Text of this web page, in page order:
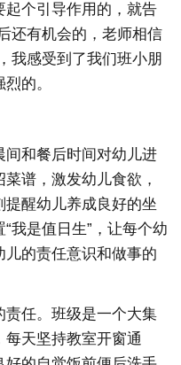
起个引导作用的，就告
还有机会的，老师相信
我感受到了我们班小朋
的。
间和餐后时间对幼儿进
谱，激发幼儿食欲，
醒幼儿养成良好的坐
我是值日生”，让每个幼
儿的责任意识和做事的
责任。班级是一个大集
天坚持教室开窗通